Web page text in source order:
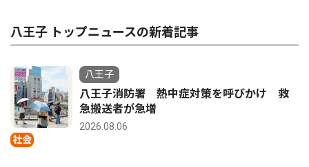
八王子 トップニュースの新着記事
社会
八王子
八王子消防署 熱中症対策を呼びかけ 救
急搬送者が急増
2026.08.06